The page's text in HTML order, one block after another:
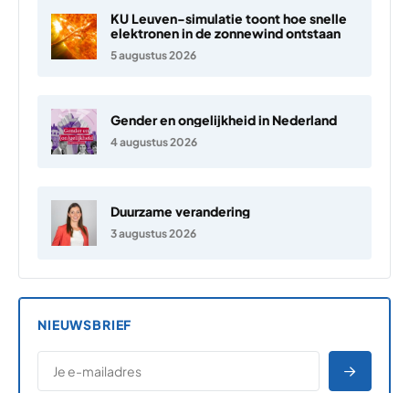
KU Leuven-simulatie toont hoe snelle
elektronen in de zonnewind ontstaan
5 augustus 2026
Gender en ongelijkheid in Nederland
4 augustus 2026
Duurzame verandering
3 augustus 2026
NIEUWSBRIEF
E-MAILADRES
*